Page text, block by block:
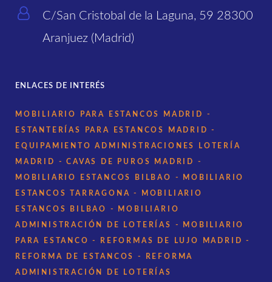
C/San Cristobal de la Laguna, 59 28300
Aranjuez (Madrid)
ENLACES DE INTERÉS
MOBILIARIO PARA ESTANCOS MADRID -
ESTANTERÍAS PARA ESTANCOS MADRID -
EQUIPAMIENTO ADMINISTRACIONES LOTERÍA
MADRID - CAVAS DE PUROS MADRID -
MOBILIARIO ESTANCOS BILBAO - MOBILIARIO
ESTANCOS TARRAGONA - MOBILIARIO
ESTANCOS BILBAO - MOBILIARIO
ADMINISTRACIÓN DE LOTERÍAS - MOBILIARIO
PARA ESTANCO - REFORMAS DE LUJO MADRID -
REFORMA DE ESTANCOS - REFORMA
ADMINISTRACIÓN DE LOTERÍAS